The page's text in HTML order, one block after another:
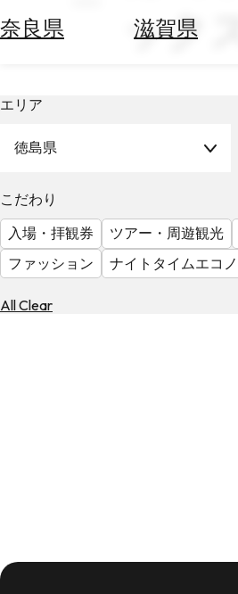
奈良県 滋賀県
べ
る
天
気
を
見
ック
エリア
徳島県
こだわり
入場・拝観券
ツアー・周遊観光
ファッション
ナイトタイムエコ
All Clear